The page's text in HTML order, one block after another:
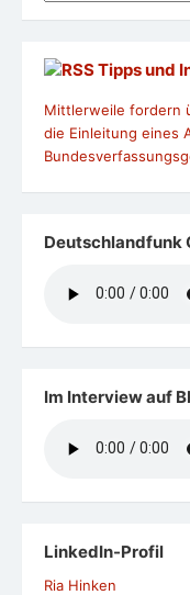
Tipps und
Mittlerweile fordern
die Einleitung eines
Deutschlandfunk
Im Interview auf
LinkedIn-Profil
Ria Hinken